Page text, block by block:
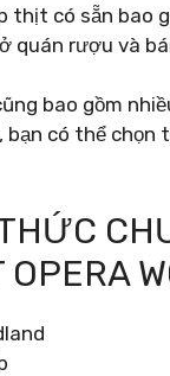
thịt có sẵn bao
quán rượu và
bao gồm
bạn có thể